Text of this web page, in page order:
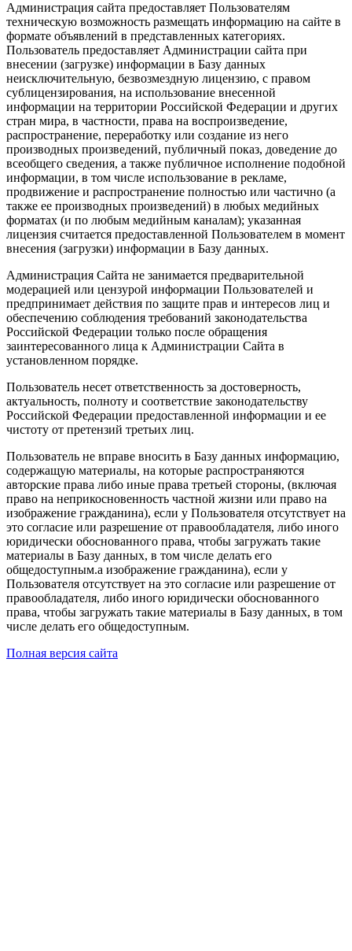
Администрация сайта предоставляет Пользователям
техническую возможность размещать информацию на сайте в
формате объявлений в представленных категориях.
Пользователь предоставляет Администрации сайта при
внесении (загрузке) информации в Базу данных
неисключительную, безвозмездную лицензию, с правом
сублицензирования, на использование внесенной
информации на территории Российской Федерации и других
стран мира, в частности, права на воспроизведение,
распространение, переработку или создание из него
производных произведений, публичный показ, доведение до
всеобщего сведения, а также публичное исполнение подобной
информации, в том числе использование в рекламе,
продвижение и распространение полностью или частично (а
также ее производных произведений) в любых медийных
форматах (и по любым медийным каналам); указанная
лицензия считается предоставленной Пользователем в момент
внесения (загрузки) информации в Базу данных.
Администрация Сайта не занимается предварительной
модерацией или цензурой информации Пользователей и
предпринимает действия по защите прав и интересов лиц и
обеспечению соблюдения требований законодательства
Российской Федерации только после обращения
заинтересованного лица к Администрации Сайта в
установленном порядке.
Пользователь несет ответственность за достоверность,
актуальность, полноту и соответствие законодательству
Российской Федерации предоставленной информации и ее
чистоту от претензий третьих лиц.
Пользователь не вправе вносить в Базу данных информацию,
содержащую материалы, на которые распространяются
авторские права либо иные права третьей стороны, (включая
право на неприкосновенность частной жизни или право на
изображение гражданина), если у Пользователя отсутствует на
это согласие или разрешение от правообладателя, либо иного
юридически обоснованного права, чтобы загружать такие
материалы в Базу данных, в том числе делать его
общедоступным.а изображение гражданина), если у
Пользователя отсутствует на это согласие или разрешение от
правообладателя, либо иного юридически обоснованного
права, чтобы загружать такие материалы в Базу данных, в том
числе делать его общедоступным.
Полная версия сайта